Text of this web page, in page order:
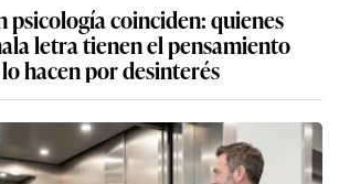
psicología coinciden: quienes
letra tienen el pensamiento
hacen por desinterés